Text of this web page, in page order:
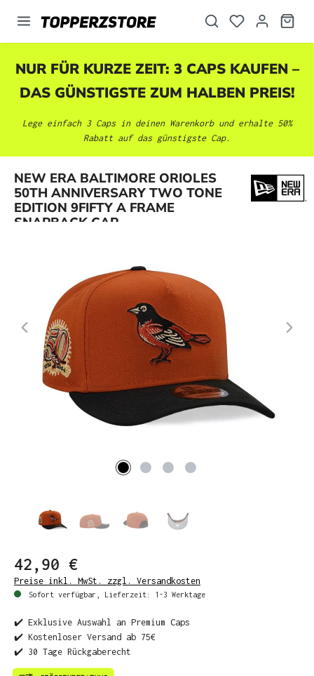
springen
NUR FÜR KURZE ZEIT: 3 CAPS KAUFEN –
DAS GÜNSTIGSTE ZUM HALBEN PREIS!
Lege einfach 3 Caps in deinen Warenkorb und erhalte 50%
Rabatt auf das günstigste Cap.
NEW ERA BALTIMORE ORIOLES
50TH ANNIVERSARY TWO TONE
EDITION 9FIFTY A FRAME
SNAPBACK CAP
Bildergalerie überspringen
42,90 €
Preise inkl. MwSt. zzgl. Versandkosten
Sofort verfügbar, Lieferzeit: 1-3 Werktage
✔️ Exklusive Auswahl an Premium Caps
✔️ Kostenloser Versand ab 75€
✔️ 30 Tage Rückgaberecht